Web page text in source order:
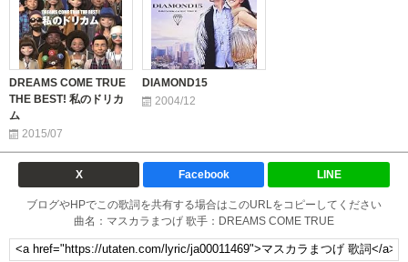
DREAMS COME TRUE
THE BEST! 私のドリカ
ム
2015/07
DIAMOND15
2004/12
X Facebook LINE
ブログやHPでこの歌詞を共有する場合はこのURLをコピーしてください
曲名：マスカラまつげ 歌手：DREAMS COME TRUE